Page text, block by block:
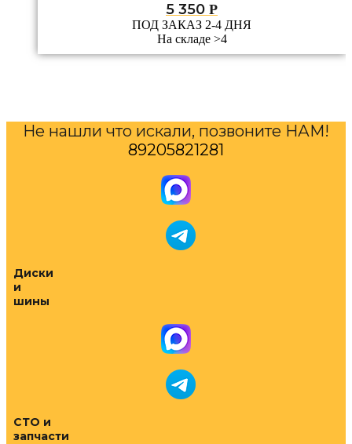
5 350 Р
ПОД ЗАКАЗ 2-4 ДНЯ
На складе >4
Не нашли что искали, позвоните НАМ!
89205821281
Диски
и
шины
СТО и
запчасти